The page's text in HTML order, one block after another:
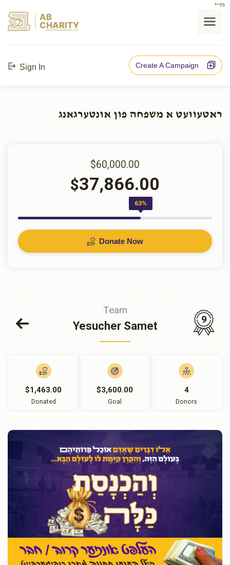
בס"ד
AB
CHARITY
powerd by ahblicklive.com
Sign In Create A Campaign
ראטעוועט א משפחה פון אונטערגאנג
$60,000.00
$37,866.00
63%
Donate Now
Team
Yesucher Samet
9
$1,463.00
Donated
$3,600.00
Goal
4
Donors